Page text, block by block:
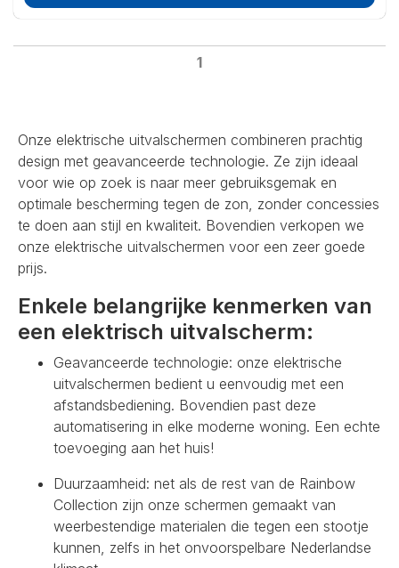
1
Onze elektrische uitvalschermen combineren prachtig
design met geavanceerde technologie. Ze zijn ideaal
voor wie op zoek is naar meer gebruiksgemak en
optimale bescherming tegen de zon, zonder concessies
te doen aan stijl en kwaliteit. Bovendien verkopen we
onze elektrische uitvalschermen voor een zeer goede
prijs.
Enkele belangrijke kenmerken van
een elektrisch uitvalscherm:
Geavanceerde technologie: onze elektrische
uitvalschermen bedient u eenvoudig met een
afstandsbediening. Bovendien past deze
automatisering in elke moderne woning. Een echte
toevoeging aan het huis!
Duurzaamheid: net als de rest van de Rainbow
Collection zijn onze schermen gemaakt van
weerbestendige materialen die tegen een stootje
kunnen, zelfs in het onvoorspelbare Nederlandse